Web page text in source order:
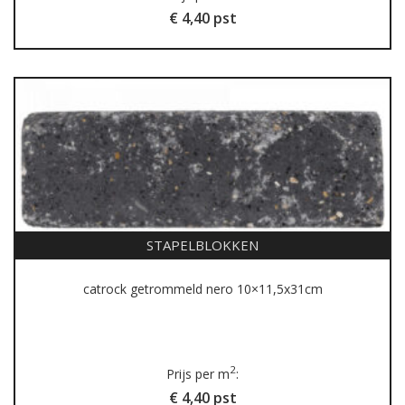
€ 4,40 pst
STAPELBLOKKEN
catrock getrommeld nero 10×11,5x31cm
Prijs per m2:
€ 4,40 pst